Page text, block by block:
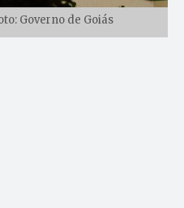
Governo de Goiás